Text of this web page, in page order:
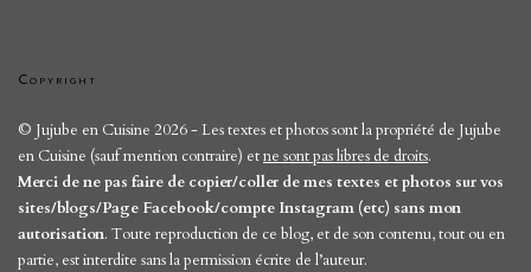
Copyright
© Jujube en Cuisine 2026 - Les textes et photos sont la propriété de Jujube
en Cuisine (sauf mention contraire) etne sont pas libres de droits.
Merci de ne pas faire de copier/coller de mes textes et photos sur vos
sites/blogs/Page Facebook/compte Instagram (etc) sans mon
autorisation. Toute reproduction de ce blog, et de son contenu, tout ou en
partie, est interdite sans la permission écrite de l’auteur.